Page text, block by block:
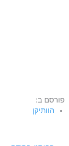
פורסם ב:
הוותיקן